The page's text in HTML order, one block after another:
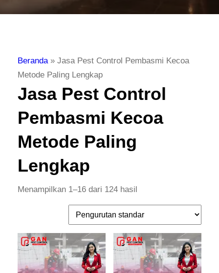
Beranda» Jasa Pest Control Pembasmi Kecoa
Metode Paling Lengkap
Jasa Pest Control
Pembasmi Kecoa
Metode Paling
Lengkap
Menampilkan 1–16 dari 124 hasil